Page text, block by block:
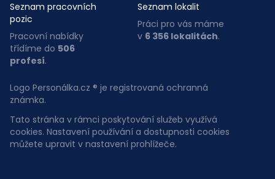
Seznam pracovních
pozic
Pracovní nabídky
třídíme do 506
profesí.
Seznam lokalit
Práci pro vás máme
v 6 356 lokalitách.
Logo Personálka.cz ® je registrovaná ochranná
známka.
Tato stránka v rámci poskytování služeb využívá
cookies. Nastavení používání a dostupnosti cookies
můžete upravit v nastavení prohlížeče.